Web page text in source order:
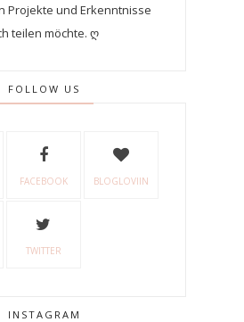
Projekte und Erkenntnisse
teilen möchte. ღ
FOLLOW US
FACEBOOK BLOGLOVIIN
TWITTER
INSTAGRAM